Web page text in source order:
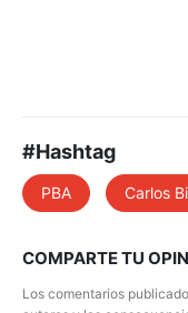
#Hashtag
PBA Carlos
COMPARTE TU
Los comentarios